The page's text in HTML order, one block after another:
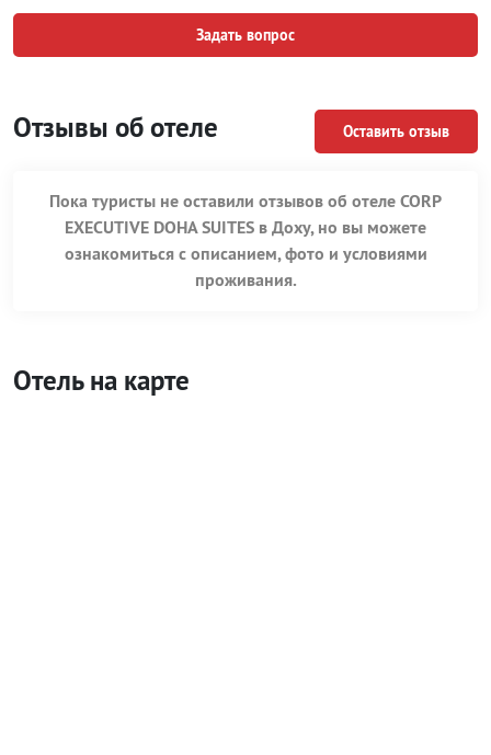
Задать вопрос
Отзывы об отеле Оставить отзыв
Пока туристы не оставили отзывов об отеле CORP
EXECUTIVE DOHA SUITES в Доху, но вы можете
ознакомиться с описанием, фото и условиями
проживания.
Отель на карте